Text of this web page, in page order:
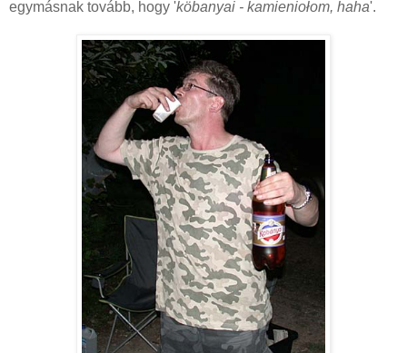
egymásnak tovább, hogy 'köbanyai - kamieniołom, haha'.